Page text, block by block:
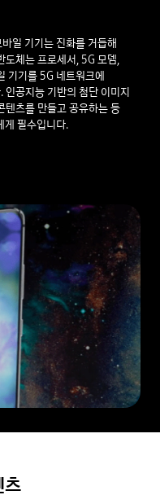
일 기기는 진화를 거듭해
도체는 프로세서, 5G 모뎀,
기기를 5G 네트워크에
인공지능 기반의 첨단 이미지
텐츠를 만들고 공유하는 등
게 필수입니다.